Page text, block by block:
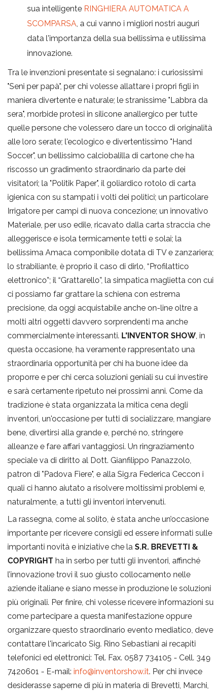
sua intelligente RINGHIERA AUTOMATICA A
SCOMPARSA , a cui vanno i migliori nostri auguri
data l'importanza della sua bellissima e utilissima
innovazione.
Tra le invenzioni presentate si segnalano: i curiosissimi
"Seni per papà", per chi volesse allattare i propri figli in
maniera divertente e naturale; le stranissime "Labbra da
sera", morbide protesi in silicone anallergico per tutte
quelle persone che volessero dare un tocco di originalità
alle loro serate; l'ecologico e divertentissimo "Hand
Soccer", un bellissimo calciobalilla di cartone che ha
riscosso un gradimento straordinario da parte dei
visitatori; la "Politik Paper", il goliardico rotolo di carta
igienica con su stampati i volti dei politici; un particolare
Irrigatore per campi di nuova concezione; un innovativo
Materiale, per uso edile, ricavato dalla carta straccia che
alleggerisce e isola termicamente tetti e solai; la
bellissima Amaca componibile dotata di TV e zanzariera;
lo strabiliante, è proprio il caso di dirlo, “Profilattico
elettronico”; il “Grattarello”, la simpatica maglietta con cui
ci possiamo far grattare la schiena con estrema
precisione, da oggi acquistabile anche on-line oltre a
molti altri oggetti davvero sorprendenti ma anche
commercialmente interessanti. L'INVENTOR SHOW , in
questa occasione, ha veramente rappresentato una
straordinaria opportunità per chi ha buone idee da
proporre e per chi cerca soluzioni geniali su cui investire
e sarà certamente ripetuto nei prossimi anni. Come da
tradizione è stata organizzata la mitica cena degli
inventori, un'occasione per tutti di socializzare, mangiare
bene, divertirsi alla grande e, perché no, stringere
alleanze e fare affari vantaggiosi. Un ringraziamento
speciale va di diritto al Dott. Gianfilippo Panazzolo,
patron di "Padova Fiere", e alla Sig.ra Federica Ceccon i
quali ci hanno aiutato a risolvere moltissimi problemi e,
naturalmente, a tutti gli inventori intervenuti.
La rassegna, come al solito, è stata anche un’occasione
importante per ricevere consigli ed essere informati sulle
importanti novità e iniziative che la S.R. BREVETTI &
COPYRIGHT ha in serbo per tutti gli inventori, affinché
l’innovazione trovi il suo giusto collocamento nelle
aziende italiane e siano messe in produzione le soluzioni
più originali. Per finire, chi volesse ricevere informazioni su
come partecipare a questa manifestazione oppure
organizzare questo straordinario evento mediatico, deve
contattare l'incaricato Sig. Rino Sebastiani ai recapiti
telefonici ed elettronici: Tel. Fax. 0587 734105 - Cell. 349
7420601 - E-mail: info@inventorshow.it. Per chi invece
desiderasse saperne di più in materia di Brevetti, Marchi,